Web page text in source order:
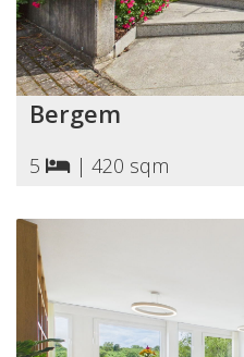
Bergem
5 | 420 sqm